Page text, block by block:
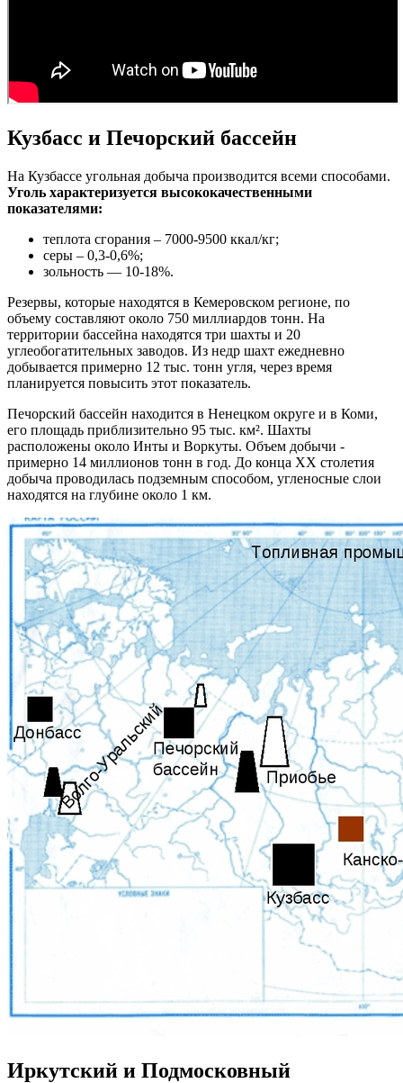
Кузбасс и Печорский бассейн
На Кузбассе угольная добыча производится всеми способами.
Уголь характеризуется высококачественными
показателями:
теплота сгорания – 7000-9500 ккал/кг;
серы – 0,3-0,6%;
зольность — 10-18%.
Резервы, которые находятся в Кемеровском регионе, по
объему составляют около 750 миллиардов тонн. На
территории бассейна находятся три шахты и 20
углеобогатительных заводов. Из недр шахт ежедневно
добывается примерно 12 тыс. тонн угля, через время
планируется повысить этот показатель.
Печорский бассейн находится в Ненецком округе и в Коми,
его площадь приблизительно 95 тыс. км². Шахты
расположены около Инты и Воркуты. Объем добычи -
примерно 14 миллионов тонн в год. До конца XX столетия
добыча проводилась подземным способом, угленосные слои
находятся на глубине около 1 км.
Иркутский и Подмосковный